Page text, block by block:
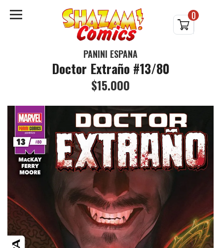
0
PANINI ESPAÑA
Doctor Extraño #13/80
$15.000